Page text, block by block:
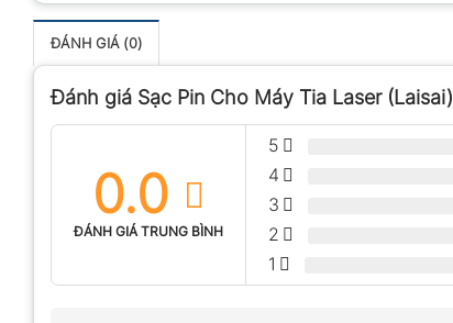
ĐÁNH GIÁ (0)
Đánh giá Sạc Pin Cho Máy Tia Laser (Laisai)
0.0
ĐÁNH GIÁ TRUNG BÌNH
5
4
3
2
1